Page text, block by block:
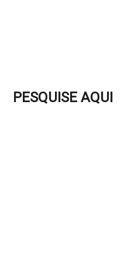
PESQUISE AQUI